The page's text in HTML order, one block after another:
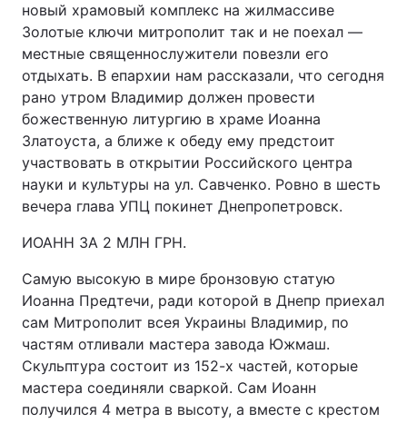
новый храмовый комплекс на жилмассиве
Золотые ключи митрополит так и не поехал —
местные священнослужители повезли его
отдыхать. В епархии нам рассказали, что сегодня
рано утром Владимир должен провести
божественную литургию в храме Иоанна
Златоуста, а ближе к обеду ему предстоит
участвовать в открытии Российского центра
науки и культуры на ул. Савченко. Ровно в шесть
вечера глава УПЦ покинет Днепропетровск.
ИОАНН ЗА 2 МЛН ГРН.
Самую высокую в мире бронзовую статую
Иоанна Предтечи, ради которой в Днепр приехал
сам Митрополит всея Украины Владимир, по
частям отливали мастера завода Южмаш.
Скульптура состоит из 152-х частей, которые
мастера соединяли сваркой. Сам Иоанн
получился 4 метра в высоту, а вместе с крестом